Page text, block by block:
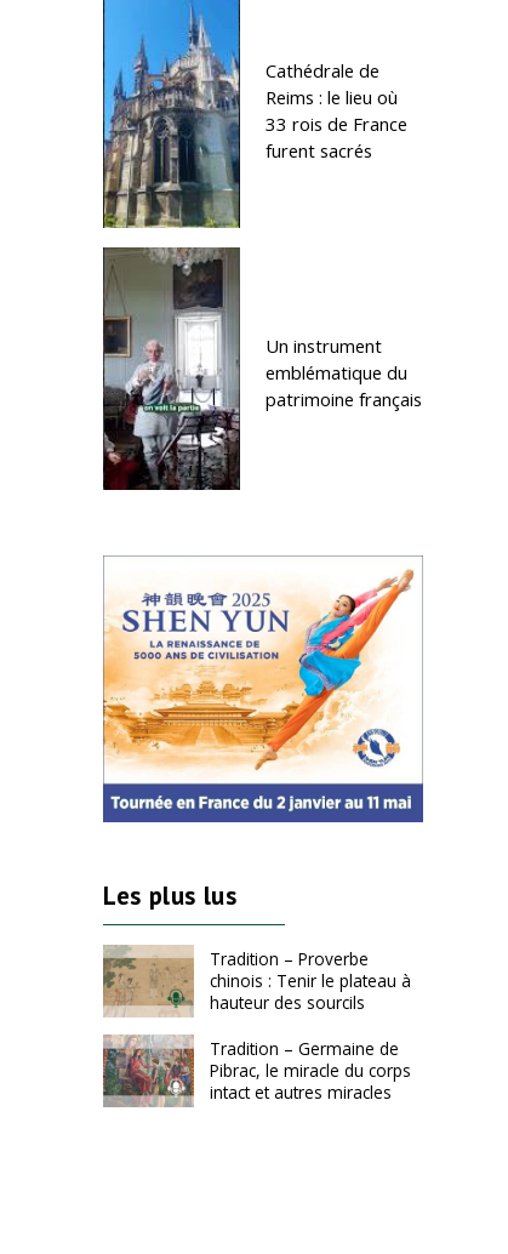
Cathédrale de
Reims : le lieu où
33 rois de France
furent sacrés
Un instrument
emblématique du
patrimoine français
Les plus lus
Tradition – Proverbe
chinois : Tenir le plateau à
hauteur des sourcils
Tradition – Germaine de
Pibrac, le miracle du corps
intact et autres miracles